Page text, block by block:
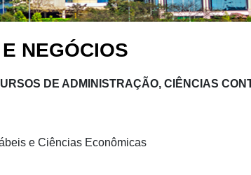
NEGÓCIOS
DE ADMINISTRAÇÃO, CIÊNCIAS
e Ciências Econômicas